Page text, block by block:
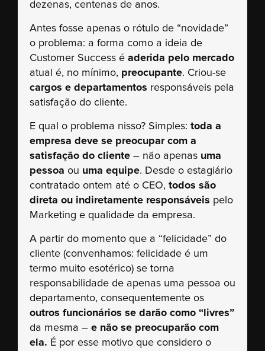
dezenas, centenas de anos.
Antes fosse apenas o rótulo de “novidade”
o problema: a forma como a ideia de
Customer Success é aderida pelo mercado
atual é, no mínimo, preocupante. Criou-se
cargos e departamentos responsáveis pela
satisfação do cliente.
E qual o problema nisso? Simples: toda a
empresa deve se preocupar com a
satisfação do cliente – não apenas uma
pessoa ou uma equipe. Desde o estagiário
contratado ontem até o CEO, todos são
direta ou indiretamente responsáveis pelo
Marketing e qualidade da empresa.
A partir do momento que a “felicidade” do
cliente (convenhamos: felicidade é um
termo muito esotérico) se torna
responsabilidade de apenas uma pessoa ou
departamento, consequentemente os
outros funcionários se darão como “livres”
da mesma – e não se preocuparão com
ela. É por esse motivo que considero o